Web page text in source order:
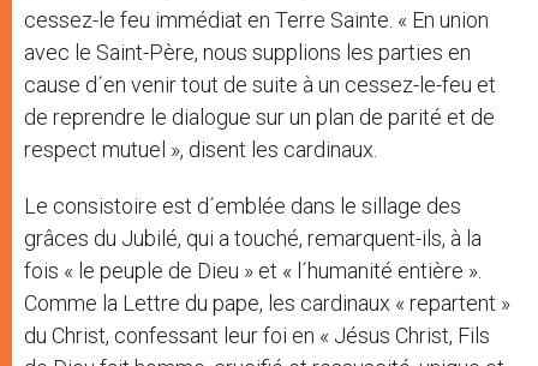
cessez-le feu immédiat en Terre Sainte. « En union
avec le Saint-Père, nous supplions les parties en
cause d´en venir tout de suite à un cessez-le-feu et
de reprendre le dialogue sur un plan de parité et de
respect mutuel », disent les cardinaux.
Le consistoire est d´emblée dans le sillage des
grâces du Jubilé, qui a touché, remarquent-ils, à la
fois « le peuple de Dieu » et « l´humanité entière ».
Comme la Lettre du pape, les cardinaux « repartent »
du Christ, confessant leur foi en « Jésus Christ, Fils